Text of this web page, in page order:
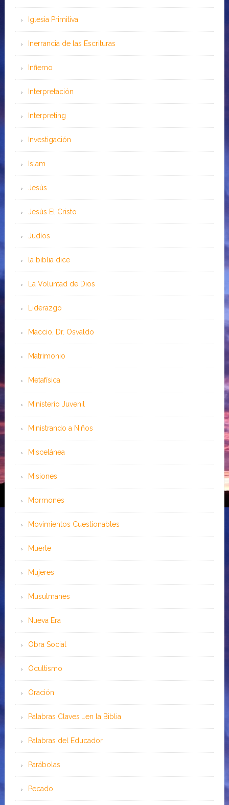
Iglesia Primitiva
Inerrancia de las Escrituras
Infierno
Interpretación
Interpreting
Investigación
Islam
Jesús
Jesús El Cristo
Judíos
la biblia dice
La Voluntad de Dios
Liderazgo
Maccio, Dr. Osvaldo
Matrimonio
Metafísica
Ministerio Juvenil
Ministrando a Niños
Miscelánea
Misiones
Mormones
Movimientos Cuestionables
Muerte
Mujeres
Musulmanes
Nueva Era
Obra Social
Ocultismo
Oración
Palabras Claves …en la Biblia
Palabras del Educador
Parábolas
Pecado